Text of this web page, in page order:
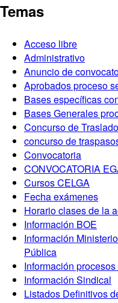
Temas
Acceso libre
Administrativo
Anuncio de
Aprobados proceso
Bases específicas
Bases Generales
Concurso de
concurso de
Convocatoria
CONVOCATORIA
Cursos CELGA
Fecha exámenes
Horario clases de la
Información BOE
Información
Pública
Información
Información Sindical
Listados Definitivos